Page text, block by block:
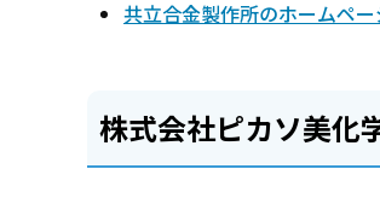
共立合金製作所のホームペー
株式会社ピカソ美化